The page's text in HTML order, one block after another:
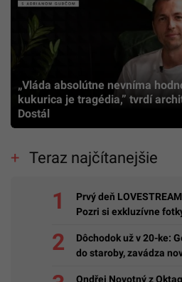
„Vláda absolútne nevníma
kukurica je tragédia,” tvrdí
Dostál
Teraz najčítanejšie
Prvý deň
Pozri si exkluzívne
Dôchodok už v 20-ke:
do staroby, zavádza
Ondřej Novotný z